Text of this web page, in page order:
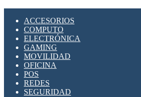
SUPRESOR DE TRANSIENTES
APLICACIONES
ACCESORIOS
COMPUTO
ELECTRÓNICA
GAMING
MOVILIDAD
OFICINA
POS
REDES
SEGURIDAD